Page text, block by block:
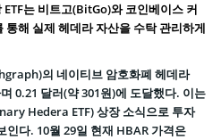
는 비트고(BitGo)와 코인베이스 커
해 실제 헤데라 자산을 수탁 관리하게
의 네이티브 암호화폐 헤데라
0.21 달러(약 301원)에 도달했다. 이는
Hedera ETF) 상장 소식으로 투자
다. 10월 29일 현재 HBAR 가격은